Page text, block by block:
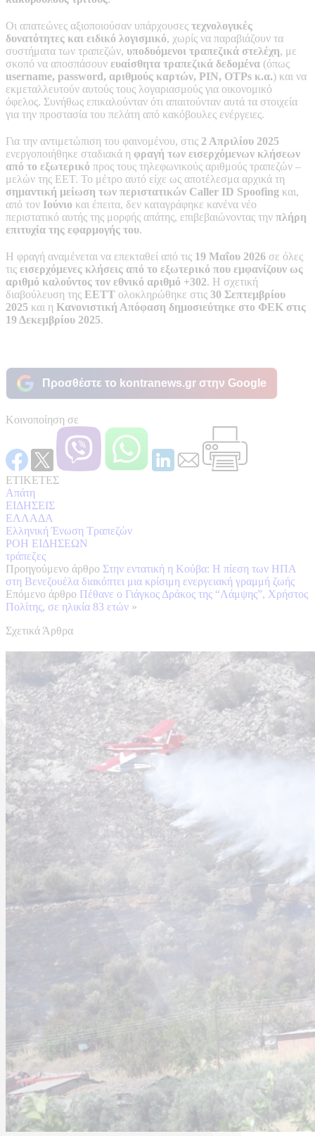
Οι απατεώνες αξιοποιούσαν υπάρχουσες τεχνολογικές
δυνατότητες και ειδικό λογισμικό, χωρίς να παραβιάζουν τα
συστήματα των τραπεζών, υποδυόμενοι τραπεζικά στελέχη, με
σκοπό να αποσπάσουν ευαίσθητα τραπεζικά δεδομένα (όπως
username, password, αριθμούς καρτών, PIN, OTPs κ.α.) και να
εκμεταλλευτούν αυτούς τους λογαριασμούς για οικονομικό
όφελος. Συνήθως επικαλούνταν ότι απαιτούνταν αυτά τα στοιχεία
για την προστασία του πελάτη από κακόβουλες ενέργειες.
Για την αντιμετώπιση του φαινομένου, στις 2 Απριλίου 2025
ενεργοποιήθηκε σταδιακά η φραγή των εισερχόμενων κλήσεων
από το εξωτερικό προς τους τηλεφωνικούς αριθμούς τραπεζών –
μελών της ΕΕΤ. Το μέτρο αυτό είχε ως αποτέλεσμα αρχικά τη
σημαντική μείωση των περιστατικών Caller ID Spoofing και,
από τον Ιούνιο και έπειτα, δεν καταγράφηκε κανένα νέο
περιστατικό αυτής της μορφής απάτης, επιβεβαιώνοντας την πλήρη
επιτυχία της εφαρμογής του.
Η φραγή αναμένεται να επεκταθεί από τις 19 Μαΐου 2026 σε όλες
τις εισερχόμενες κλήσεις από το εξωτερικό που εμφανίζουν ως
αριθμό καλούντος τον εθνικό αριθμό +302. Η σχετική
διαβούλευση της ΕΕΤΤ ολοκληρώθηκε στις 30 Σεπτεμβρίου
2025 και η Κανονιστική Απόφαση δημοσιεύτηκε στο ΦΕΚ στις
19 Δεκεμβρίου 2025.
Προσθέστε το kontranews.gr στην Google
Κοινοποίηση σε
ΕΤΙΚΕΤΕΣ
Απάτη
ΕΙΔΗΣΕΙΣ
ΕΛΛΑΔΑ
Ελληνική Ένωση Τραπεζών
ΡΟΗ ΕΙΔΗΣΕΩΝ
τράπεζες
Προηγούμενο άρθρο Στην εντατική η Κούβα: Η πίεση των ΗΠΑ
στη Βενεζουέλα διακόπτει μια κρίσιμη ενεργειακή γραμμή ζωής
Επόμενο άρθρο Πέθανε ο Γιάγκος Δράκος της “Λάμψης”, Χρήστος
Πολίτης, σε ηλικία 83 ετών »
Σχετικά Άρθρα